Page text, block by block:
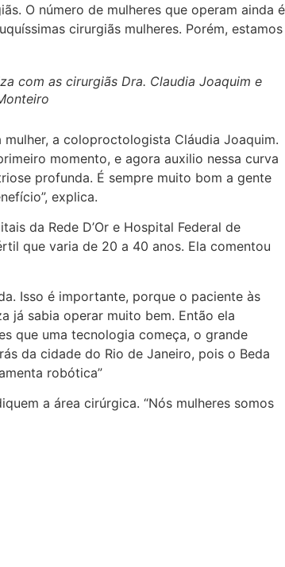
O número de mulheres que operam ainda é
cirurgiãs mulheres. Porém, estamos
com as cirurgiãs Dra. Claudia Joaquim e
a coloproctologista Cláudia Joaquim.
momento, e agora auxilio nessa curva
profunda. É sempre muito bom a gente
explica.
da Rede D’Or e Hospital Federal de
que varia de 20 a 40 anos. Ela comentou
Isso é importante, porque o paciente às
já sabia operar muito bem. Então ela
que uma tecnologia começa, o grande
da cidade do Rio de Janeiro, pois o Beda
robótica”
a área cirúrgica. “Nós mulheres somos